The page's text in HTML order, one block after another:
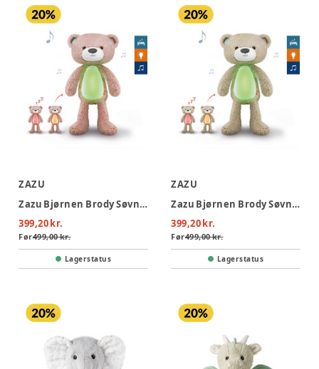
ZAZU
Zazu Bjørnen Brody Søvntræner - Pink
399,20 kr.
Før499,00 kr.
Lagerstatus
ZAZU
Zazu Bjørnen Brody Søvntræner - Taupe
399,20 kr.
Før499,00 kr.
Lagerstatus